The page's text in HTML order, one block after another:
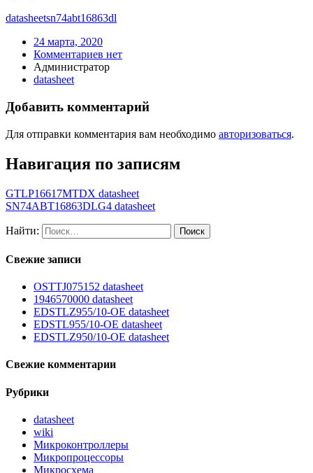
datasheetsn74abt16863dl
24 марта, 2020
Комментариев нет
Администратор
datasheet
Добавить комментарий
Для отправки комментария вам необходимо авторизоваться.
Навигация по записям
GTLP16617MTDX datasheet
SN74ABT16863DLG4 datasheet
Найти:
Свежие записи
OSTTJ075152 datasheet
1946570000 datasheet
EDSTLZ955/10-OE datasheet
EDSTL955/10-OE datasheet
EDSTLZ950/10-OE datasheet
Свежие комментарии
Рубрики
datasheet
wiki
Микроконтроллеры
Микропроцессоры
Микросхема